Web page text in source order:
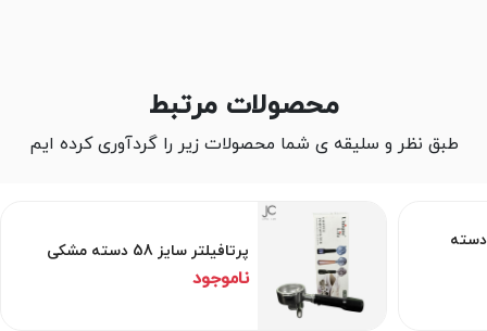
محصولات مرتبط
طبق نظر و سلیقه ی شما محصولات زیر را گردآوری کرده ایم
51 -2 پر-دسته
پرتافیلتر سایز 58 دسته مشکی
ناموجود